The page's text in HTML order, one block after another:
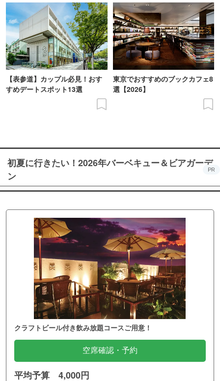
【表参道】カップル必見！おす
すめデートスポット13選
東京でおすすめのブックカフェ8
選【2026】
初夏に行きたい！2026年バーベキュー＆ビアガーデ
ン
PR
クラフトビール付き飲み放題コースご用意！
空席確認・予約
平均予算 4,000円